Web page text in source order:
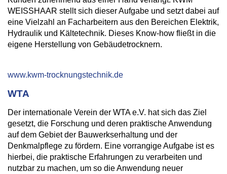
WEISSHAAR stellt sich dieser Aufgabe und setzt dabei auf
eine Vielzahl an Facharbeitern aus den Bereichen Elektrik,
Hydraulik und Kältetechnik. Dieses Know-how fließt in die
eigene Herstellung von Gebäudetrocknern.
www.kwm-trocknungstechnik.de
WTA
Der internationale Verein der WTA e.V. hat sich das Ziel
gesetzt, die Forschung und deren praktische Anwendung
auf dem Gebiet der Bauwerkserhaltung und der
Denkmalpflege zu fördern. Eine vorrangige Aufgabe ist es
hierbei, die praktische Erfahrungen zu verarbeiten und
nutzbar zu machen, um so die Anwendung neuer